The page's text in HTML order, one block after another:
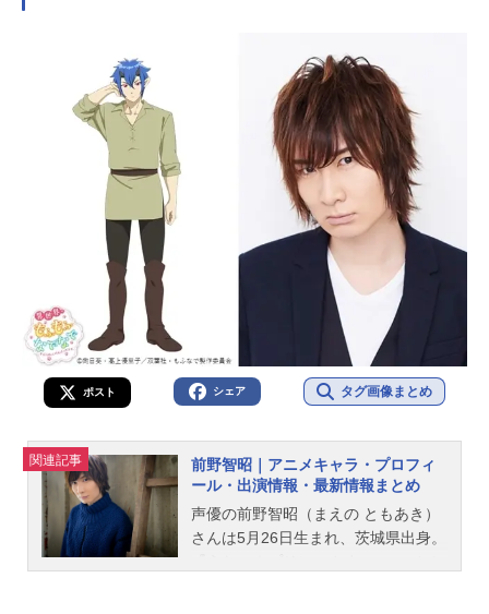
ポスト シェア タグ画像まとめ
関連記事
前野智昭｜アニメキャラ・プロフィ
ール・出演情報・最新情報まとめ
声優の前野智昭（まえの ともあき）
さんは5月26日生まれ、茨城県出身。